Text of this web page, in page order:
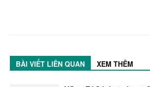
BÀI VIẾT LIÊN QUAN XEM THÊM